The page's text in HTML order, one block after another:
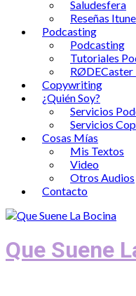
Saludesfera
Reseñas
Podcasting
Podcasting
Tutoriales
RØDECaster
Copywriting
¿Quién Soy?
Servicios
Servicios
Cosas Mías
Mis Textos
Video
Otros Audios
Contacto
Que Suene